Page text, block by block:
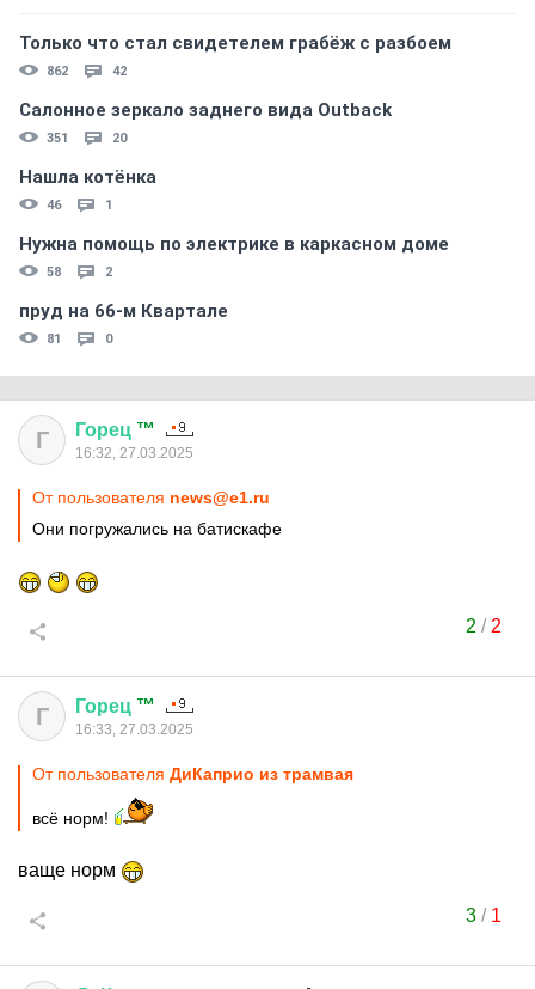
Только что стал свидетелем грабёж с разбоем
862 42
Салонное зеркало заднего вида Outback
351 20
Нашла котёнка
46 1
Нужна помощь по электрике в каркасном доме
58 2
пруд на 66-м Квартале
81 0
Г Горец ™
16:32, 27.03.2025
От пользователя news@e1.ru
Они погружались на батискафе
2 / 2
Г Горец ™
16:33, 27.03.2025
От пользователя ДиКаприо из трамвая
всё норм!
ваще норм
3/ 1